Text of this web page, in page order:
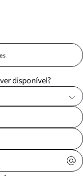
e mais.
devoluções.
disponível?